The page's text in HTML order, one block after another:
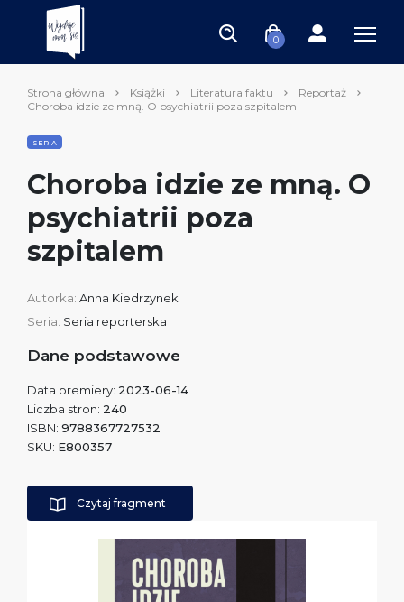
0
Strona główna Książki Literatura faktu
Reportaż
Choroba idzie ze mną. O psychiatrii poza szpitalem
SERIA
Choroba idzie ze mną. O
psychiatrii poza
szpitalem
Autorka: Anna Kiedrzynek
Seria: Seria reporterska
Dane podstawowe
Data premiery: 2023-06-14
Liczba stron: 240
ISBN: 9788367727532
SKU: E800357
Czytaj fragment